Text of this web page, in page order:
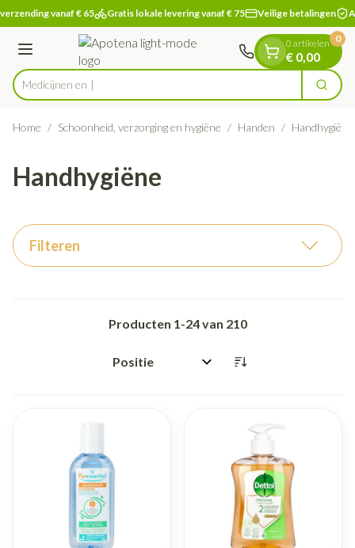
Ga naar de inhoud
1 van 1vanaf € 65 Gratis lokale levering vanaf € 75 Veilige betalingen
Menu
Product, merk, categorie... Zoek
0 artikelen
€ 0,00
0
Home / Schoonheid, verzorging en hygiëne / Handen / Handhygiëne
Handhygiëne
Filteren
Producten 1-24van 210
Sorteer op: